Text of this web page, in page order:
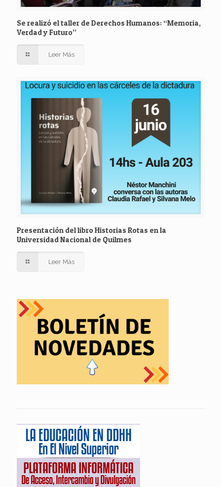
Se realizó el taller de Derechos Humanos: “Memoria,
Verdad y Futuro”
Leer Más
Presentación del libro Historias Rotas en la
Universidad Nacional de Quilmes
Leer Más